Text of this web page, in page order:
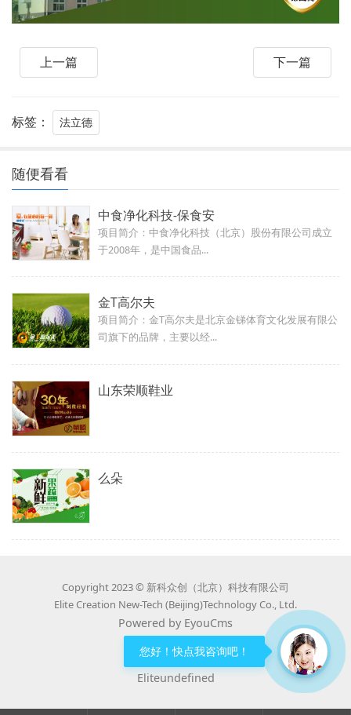
上一篇 下一篇
标签： 法立德
随便看看
中食净化科技-保食安
项目简介：中食净化科技（北京）股份有限公司成立
于2008年，是中国食品...
金T高尔夫
项目简介：金T高尔夫是北京金锑体育文化发展有限公
司旗下的品牌，主要以经...
山东荣顺鞋业
么朵
Copyright 2023 © 新科众创（北京）科技有限公司
Elite Creation New-Tech (Beijing)Technology Co., Ltd.
Powered by EyouCms
Eliteundefined
您好！快点我咨询吧！